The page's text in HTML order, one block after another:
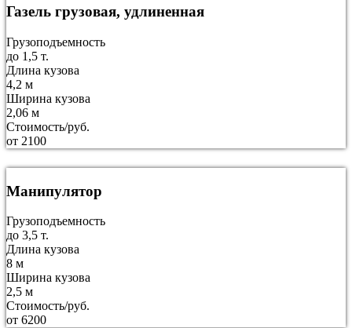
Газель грузовая, удлиненная
Грузоподъемность
до 1,5 т.
Длина кузова
4,2 м
Ширина кузова
2,06 м
Стоимость/руб.
от 2100
Манипулятор
Грузоподъемность
до 3,5 т.
Длина кузова
8 м
Ширина кузова
2,5 м
Стоимость/руб.
от 6200